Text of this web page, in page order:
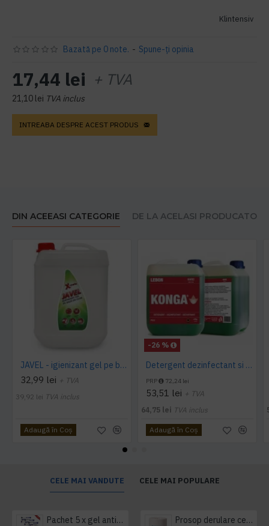
Klintensiv
Bazată pe 0 note. - Spune-ţi opinia
17,44 lei + TVA
21,10 lei TVA inclus
INTREABA DESPRE ACEST PRODUS
DIN ACEEASI CATEGORIE DE LA ACELASI PRODUCATOR
JAVEL - igienizant gel pe baza de clor 5 L AQAS
32,99 lei + TVA
39,92 lei TVA inclus
Adaugă în Coş
-26 %
Detergent dezinfectant si detartrant, Konga Hard, 5L -Aviz biocid
PRP 72,24 lei
53,51 lei + TVA
64,75 lei TVA inclus
Adaugă în Coş
CELE MAI VANDUTE CELE MAI POPULARE
Pachet 5 x gel antibacterian 50ml si 3 x Servetele antibacteriene 48 buc Hygienium Prosop derulare centrala 1 pliu, 300 m Tork